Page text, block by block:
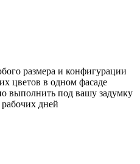
размера и конфигурации
цветов в одном фасаде
выполнить под вашу задумку
рабочих дней